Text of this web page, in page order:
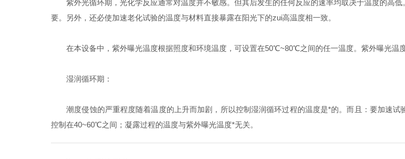
紫外光循环期，光化学反应通常对温度并不敏感。但其后发生的任何反应的速率均取决于温度的高
要。另外，还必使加速老化试验的温度与材料直接暴露在阳光下的zui高温度相一致。
在本设备中，紫外曝光温度根据照度和环境温度，可设置在50℃~80℃之间的任一温度。紫外曝光温
湿润循环期：
潮度侵蚀的严重程度随着温度的上升而加剧，所以控制湿润循环过程的温度是*的。而且：要加速试
控制在40~60℃之间；凝露过程的温度与紫外曝光温度*无关。